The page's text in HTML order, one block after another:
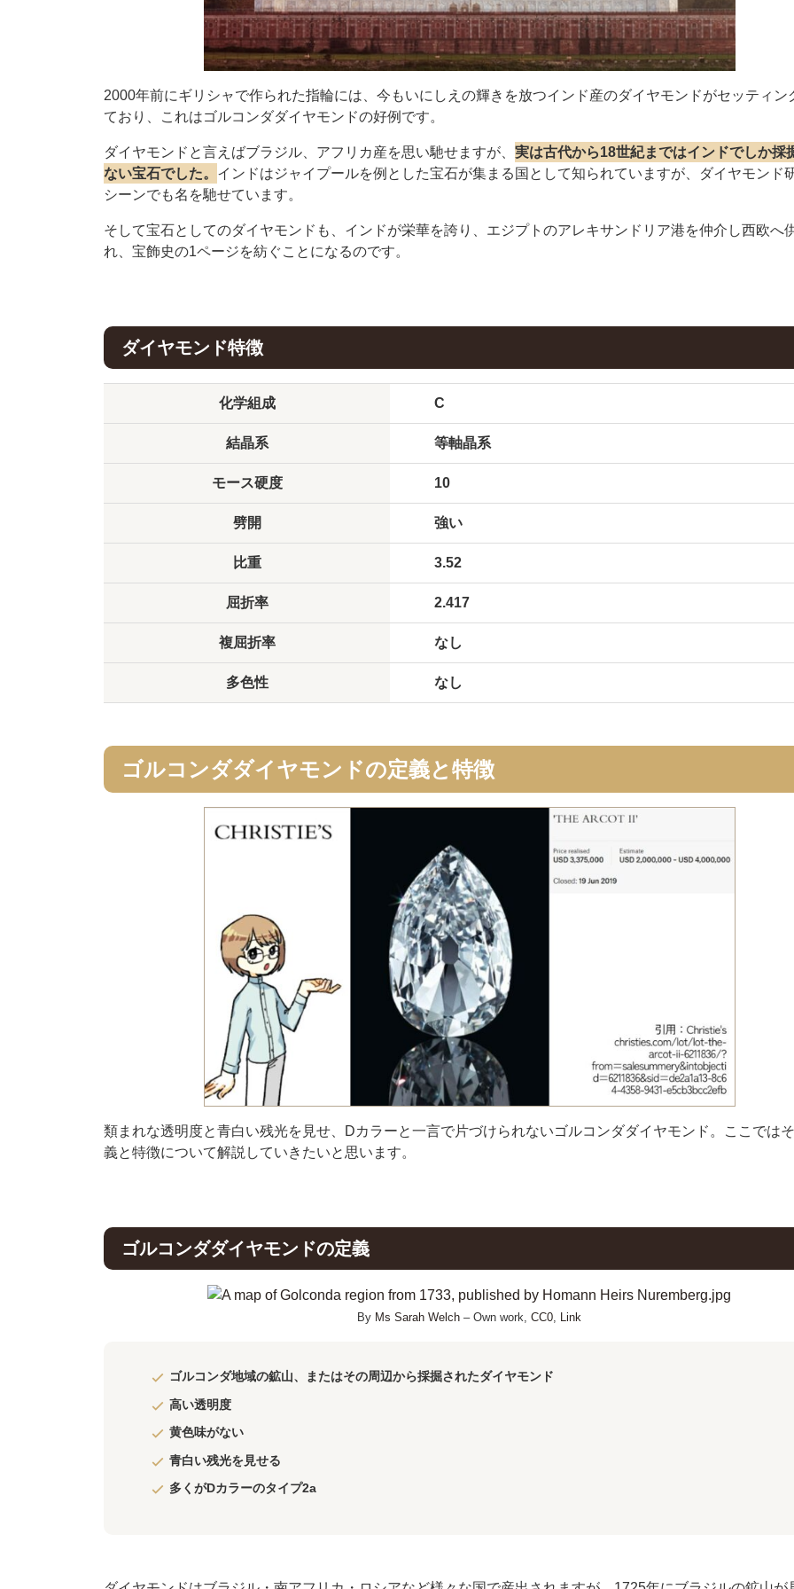
2000年前にギリシャで作られた指輪には、今もいにしえの輝きを放つインド産のダイヤモンドがセッティン
ており、これはゴルコンダダイヤモンドの好例です。
ダイヤモンドと言えばブラジル、アフリカ産を思い馳せますが、 実は古代から18世紀まではインドでしか採
ない宝石でした。 インドはジャイプールを例とした宝石が集まる国として知られていますが、ダイヤモンド
シーンでも名を馳せています。
そして宝石としてのダイヤモンドも、インドが栄華を誇り、エジプトのアレキサンドリア港を仲介し西欧へ
れ、宝飾史の1ページを紡ぐことになるのです。
ダイヤモンド特徴
化学組成 C
結晶系 等軸晶系
モース硬度 10
劈開 強い
比重 3.52
屈折率 2.417
複屈折率 なし
多色性 なし
ゴルコンダダイヤモンドの定義と特徴
類まれな透明度と青白い残光を見せ、Dカラーと一言で片づけられないゴルコンダダイヤモンド。ここでは
義と特徴について解説していきたいと思います。
ゴルコンダダイヤモンドの定義
By Ms Sarah Welch – Own work, CC0, Link
ゴルコンダ地域の鉱山、またはその周辺から採掘されたダイヤモンド
高い透明度
黄色味がない
青白い残光を見せる
多くがDカラーのタイプ2a